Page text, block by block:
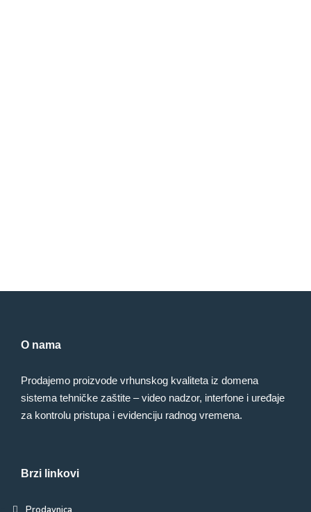
O nama
Prodajemo proizvode vrhunskog kvaliteta iz domena
sistema tehničke zaštite – video nadzor, interfone i uređaje
za kontrolu pristupa i evidenciju radnog vremena.
Brzi linkovi